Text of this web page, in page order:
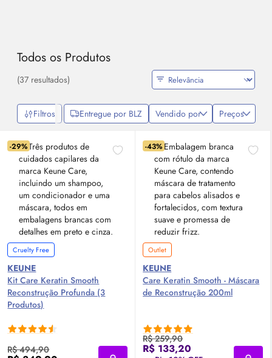
Todos os Produtos
(37 resultados)
Filtros Entregue por BLZ Vendido por Preços
-29%
Cruelty Free
KEUNE
Kit Care Keratin Smooth
Reconstrução Profunda (3
Produtos)
R$ 494,90
-43%
Outlet
KEUNE
Care Keratin Smooth - Máscara
de Reconstrução 200ml
R$ 259,90
R$ 133,20